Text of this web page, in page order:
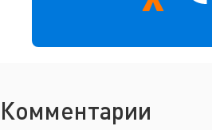
Комментарии